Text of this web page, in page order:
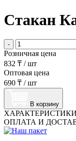
Стакан
-
Розничная цена
832 ₸ /шт
Оптовая цена
690 ₸ /шт
В корзину
ХАРАКТЕРИСТИКИ
ОПЛАТА И